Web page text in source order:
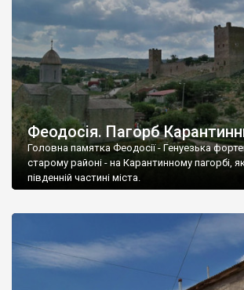
Феодосія. Пагорб
Головна памятка Феодосії - Генуезька
старому районі - на Карантинному пагорбі,
південній частині міста.